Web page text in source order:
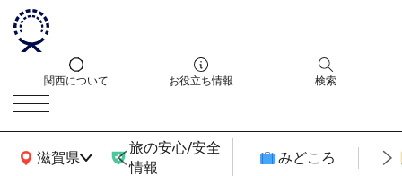
関西について お役立ち情報 検索
滋賀県
関西広域MAP
旅の安心/安全
情報
みどころ